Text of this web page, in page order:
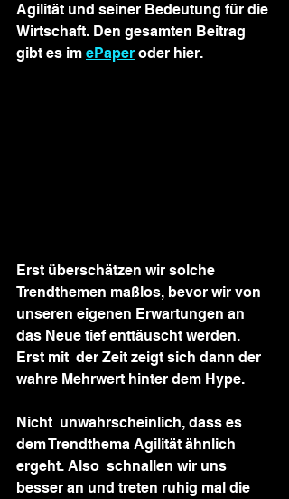
Agilität und seiner Bedeutung für die
Wirtschaft. Den gesamten Beitrag
gibt es im ePaper oder hier.
Erst überschätzen wir solche
Trendthemen maßlos, bevor wir von
unseren eigenen Erwartungen an
das Neue tief enttäuscht werden.
Erst mit  der Zeit zeigt sich dann der
wahre Mehrwert hinter dem Hype.
Nicht  unwahrscheinlich, dass es
dem Trendthema Agilität ähnlich
ergeht. Also  schnallen wir uns
besser an und treten ruhig mal die